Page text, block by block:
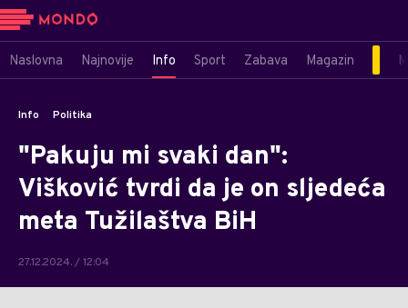
Naslovna Najnovije Info Sport Zabava Magazin
Info Politika
"Pakuju mi svaki dan":
Višković tvrdi da je on sljedeća
meta Tužilaštva BiH
27.12.2024. / 12:04